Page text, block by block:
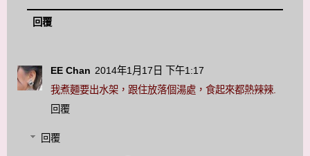
回覆
EE Chan 2014年1月17日 下午1:17
我煮麵要出水架，跟住放落個湯處，食起來都熱辣辣.
回覆
回覆